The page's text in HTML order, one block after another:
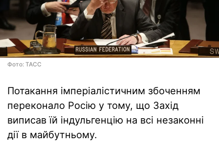
Фото: ТАСС
Потакання імперіалістичним збоченням
переконало Росію у тому, що Захід
виписав їй індульгенцію на всі незаконні
дії в майбутньому.